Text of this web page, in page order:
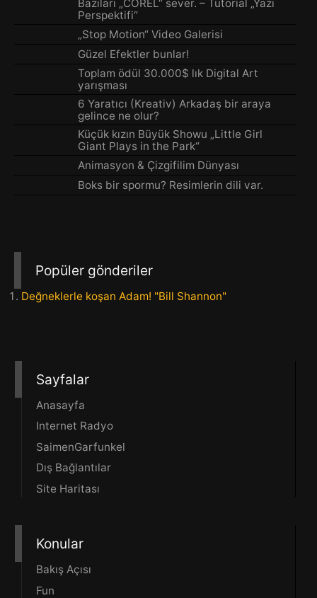
Bazıları „COREL“ sever. – Tutorial „Yazı
Perspektifi“
„Stop Motion“ Video Galerisi
Güzel Efektler bunlar!
Toplam ödül 30.000$ lık Digital Art
yarışması
6 Yaratıcı (Kreativ) Arkadaş bir araya
gelince ne olur?
Küçük kızın Büyük Showu „Little Girl
Giant Plays in the Park“
Animasyon & Çizgifilim Dünyası
Boks bir spormu? Resimlerin dili var.
Popüler gönderiler
Değneklerle koşan Adam! "Bill Shannon"
Sayfalar
Anasayfa
Internet Radyo
SaimenGarfunkel
Dış Bağlantılar
Site Haritası
Konular
Bakış Açısı
Fun